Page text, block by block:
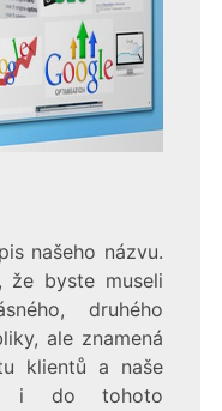
našeho názvu.
že byste museli
druhého
ale znamená
klientů a naše
i do tohoto